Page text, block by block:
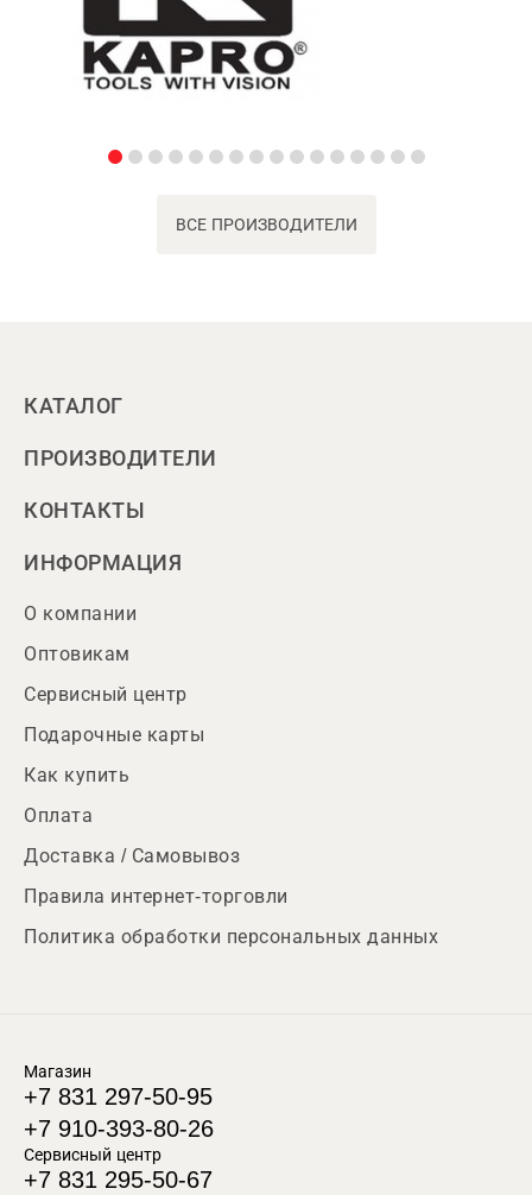
ВСЕ ПРОИЗВОДИТЕЛИ
КАТАЛОГ
ПРОИЗВОДИТЕЛИ
КОНТАКТЫ
ИНФОРМАЦИЯ
О компании
Оптовикам
Сервисный центр
Подарочные карты
Как купить
Оплата
Доставка / Самовывоз
Правила интернет-торговли
Политика обработки персональных данных
Магазин
+7 831 297-50-95
+7 910-393-80-26
Сервисный центр
+7 831 295-50-67